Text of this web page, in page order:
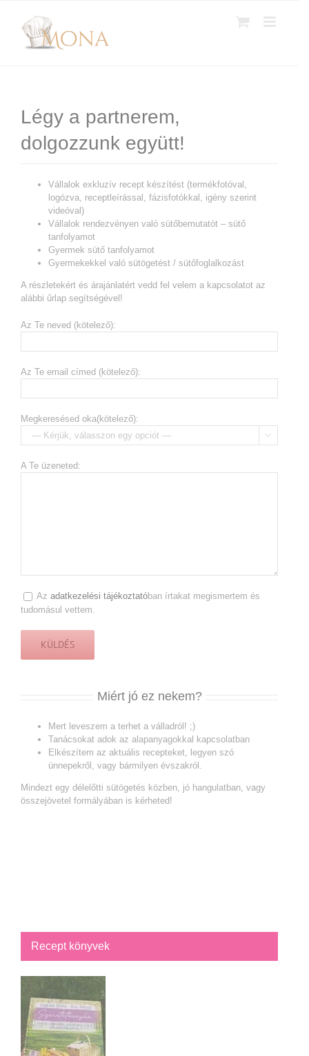
Légy a partnerem,
dolgozzunk együtt!
Vállalok exkluzív recept készítést (termékfotóval,
logózva, receptleírással, fázisfotókkal, igény szerint
videóval)
Vállalok rendezvényen való sütőbemutatót – sütő
tanfolyamot
Gyermek sütő tanfolyamot
Gyermekekkel való sütögetést / sütőfoglalkozást
A részletekért és árajánlatért vedd fel velem a kapcsolatot az
alábbi űrlap segítségével!
Az Te neved (kötelező):
Az Te email címed (kötelező):
Megkeresésed oka(kötelező):

A Te üzeneted:
Az adatkezelési tájékoztatóban írtakat megismertem és
tudomásul vettem.
Miért jó ez nekem?
Mert leveszem a terhet a válladról! ;)
Tanácsokat adok az alapanyagokkal kapcsolatban
Elkészítem az aktuális recepteket, legyen szó
ünnepekről, vagy bármilyen évszakról.
Mindezt egy délelőtti sütögetés közben, jó hangulatban, vagy
összejövetel formályában is kérheted!
Recept könyvek